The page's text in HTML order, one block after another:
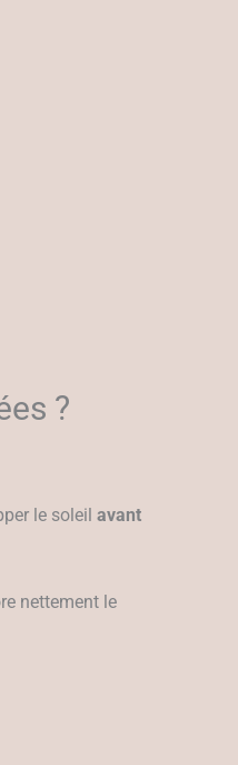
?
le soleil avant
nettement le